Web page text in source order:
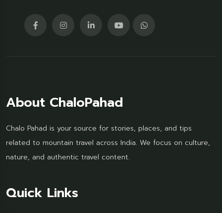
About ChaloPahad
Chalo Pahad is your source for stories, places, and tips
related to mountain travel across India. We focus on culture,
nature, and authentic travel content.
Quick Links